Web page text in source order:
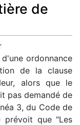
de
ordonnance
de la clause
alors que le
pas demandé de
3, du Code de
prévoit que "Les